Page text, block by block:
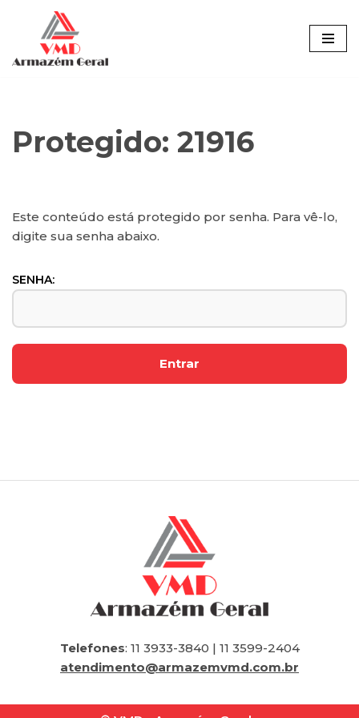
Pular
para
Protegido: 21916
Este conteúdo está protegido por senha. Para vê-lo,
digite sua senha abaixo.
SENHA:
Telefones: 11 3933-3840 | 11 3599-2404
atendimento@armazemvmd.com.br